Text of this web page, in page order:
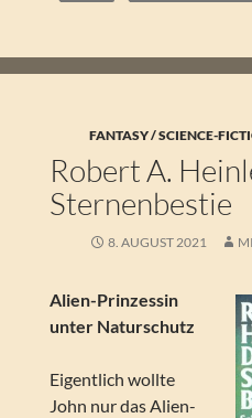
FANTASY / SCIENCE-
Robert A.
Sternenbestie
8. AUGUST 2021
Alien-Prinzessin
unter Naturschutz
Eigentlich wollte
John nur das Alien-